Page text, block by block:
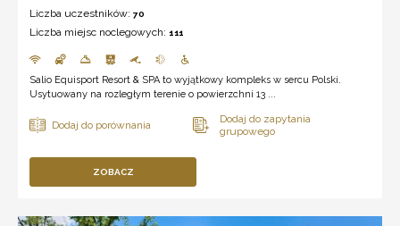
Liczba uczestników: 70
Liczba miejsc noclegowych: 111
Salio Equisport Resort & SPA to wyjątkowy kompleks w sercu Polski.
Usytuowany na rozległym terenie o powierzchni 13 ...
ZOBACZ